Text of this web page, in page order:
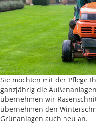
Sie möchten mit der Pflege
ganzjährig die
übernehmen wir
übernehmen den
Grünanlagen auch neu an.